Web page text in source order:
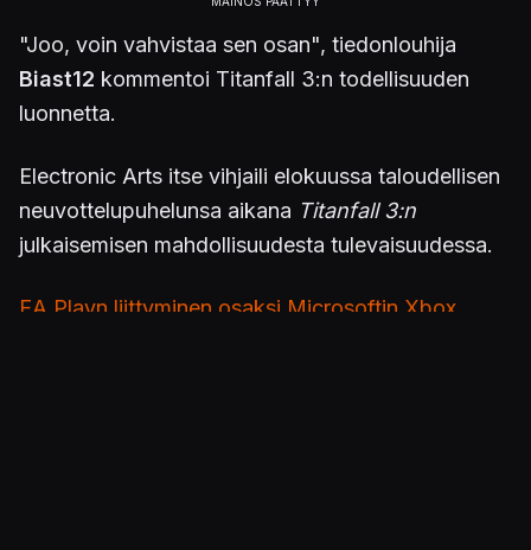
"Joo, voin vahvistaa sen osan", tiedonlouhija
Biast12 kommentoi Titanfall 3:n todellisuuden
luonnetta.
Electronic Arts itse vihjaili elokuussa taloudellisen
neuvottelupuhelunsa aikana Titanfall 3:n
julkaisemisen mahdollisuudesta tulevaisuudessa.
EA Playn liittyminen osaksi Microsoftin Xbox